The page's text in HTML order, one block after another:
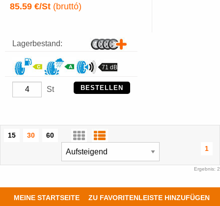
85.59 €/St (bruttó)
Lagerbestand:
71 dB
St BESTELLEN
15 30
60
1
Ergebnis: 2
MEINE STARTSEITE ZU FAVORITENLEISTE HINZUFÜGEN